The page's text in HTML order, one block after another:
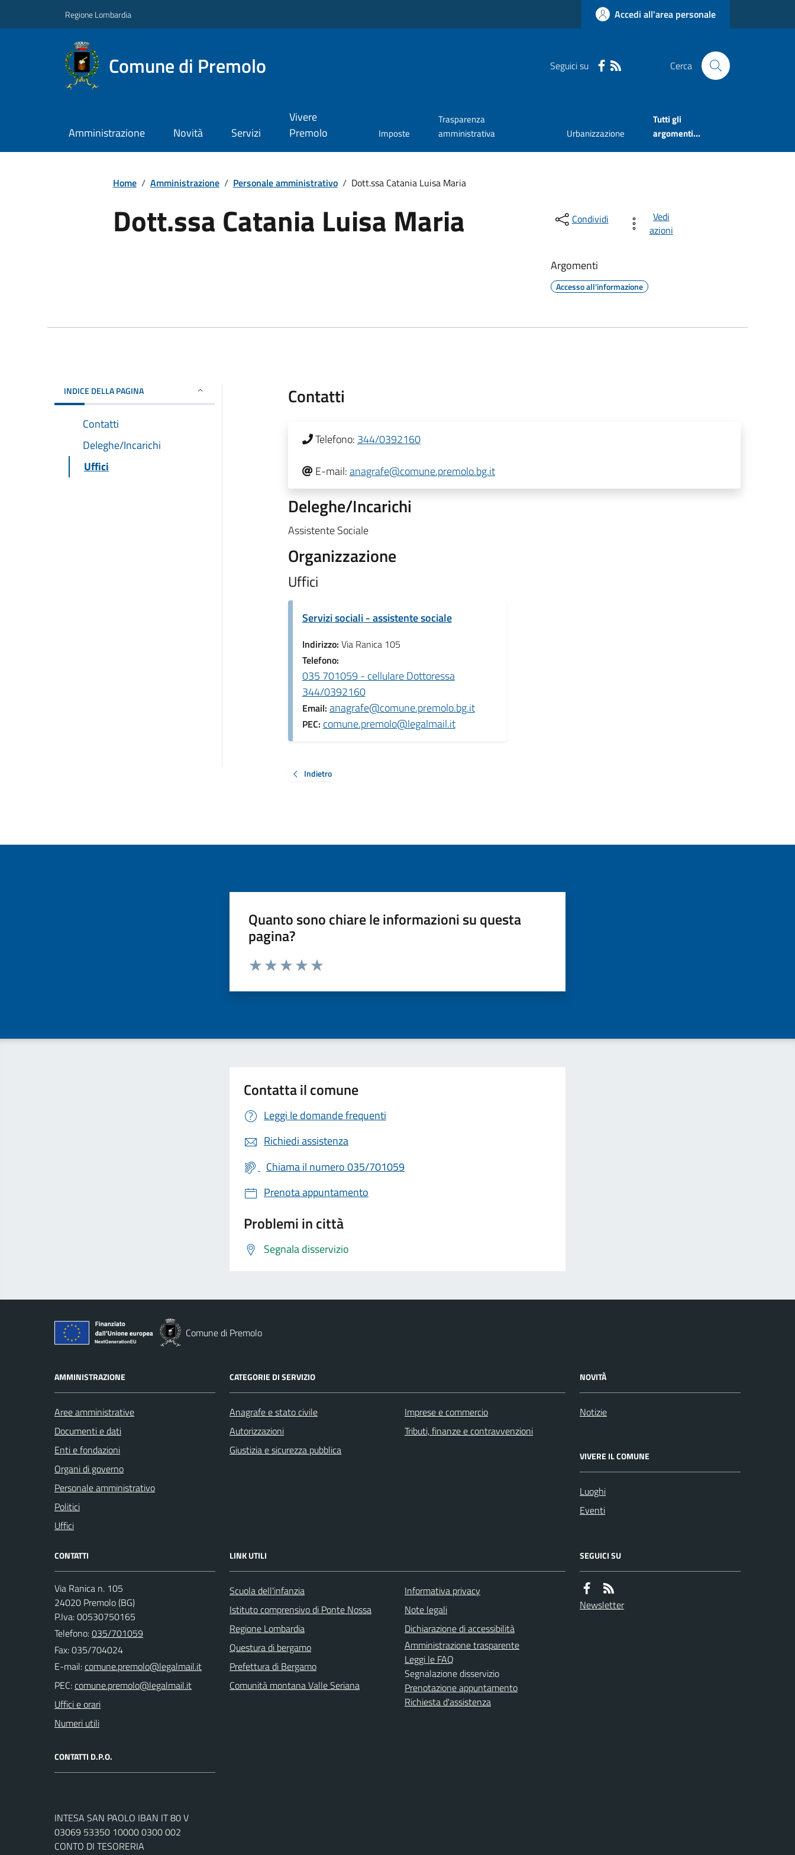
Regione Lombardia Accedi all'area personale
Comune di Premolo Seguici su Cerca
Amministrazione Novità Servizi
Vivere
Premolo
Imposte
Trasparenza
amministrativa
Urbanizzazione
Tutti gli
argomenti...
Home / Amministrazione / Personale amministrativo / Dott.ssa Catania Luisa Maria
Dott.ssa Catania Luisa Maria Condividi
Vedi
azioni
Argomenti
Accesso all'informazione
INDICE DELLA PAGINA
Contatti
Deleghe/Incarichi
Uffici
Contatti
Telefono: 344/0392160
E-mail:anagrafe@comune.premolo.bg.it
Deleghe/Incarichi
Assistente Sociale
Organizzazione
Uffici
Servizi sociali - assistente sociale
Indirizzo: Via Ranica 105
Telefono:
035 701059 - cellulare Dottoressa
344/0392160
Email: anagrafe@comune.premolo.bg.it
PEC: comune.premolo@legalmail.it
Indietro
Quanto sono chiare le informazioni su questa
pagina?
Valuta da 1 a 5 stelle la pagina
Contatta il comune
Leggi le domande frequenti
Richiedi assistenza
Chiama il numero 035/701059
Prenota appuntamento
Problemi in città
Segnala disservizio
Comune di Premolo
AMMINISTRAZIONE
Aree amministrative
Documenti e dati
Enti e fondazioni
Organi di governo
Personale amministrativo
Politici
Uffici
CATEGORIE DI SERVIZIO
Anagrafe e stato civile
Autorizzazioni
Giustizia e sicurezza pubblica
Imprese e commercio
Tributi, finanze e contravvenzioni
NOVITÀ
Notizie
VIVERE IL COMUNE
Luoghi
Eventi
CONTATTI
Via Ranica n. 105
24020 Premolo (BG)
P.Iva: 00530750165
Telefono:035/701059
Fax: 035/704024
E-mail:
PEC:
Uffici e orari
Numeri utili
CONTATTI D.P.O.
INTESA SAN PAOLO IBAN IT 80 V
03069 53350 10000 0300 002
CONTO DI TESORERIA
LINK UTILI
Scuola dell'infanzia
Istituto comprensivo di Ponte Nossa
Regione Lombardia
Questura di bergamo
Prefettura di Bergamo
Comunità montana Valle Seriana
Informativa privacy
Note legali
Dichiarazione di accessibilità
Amministrazione trasparente
Leggi le FAQ
Segnalazione disservizio
Prenotazione appuntamento
Richiesta d'assistenza
SEGUICI SU
Newsletter